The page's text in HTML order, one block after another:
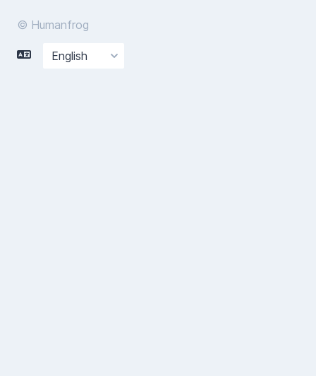
© Humanfrog